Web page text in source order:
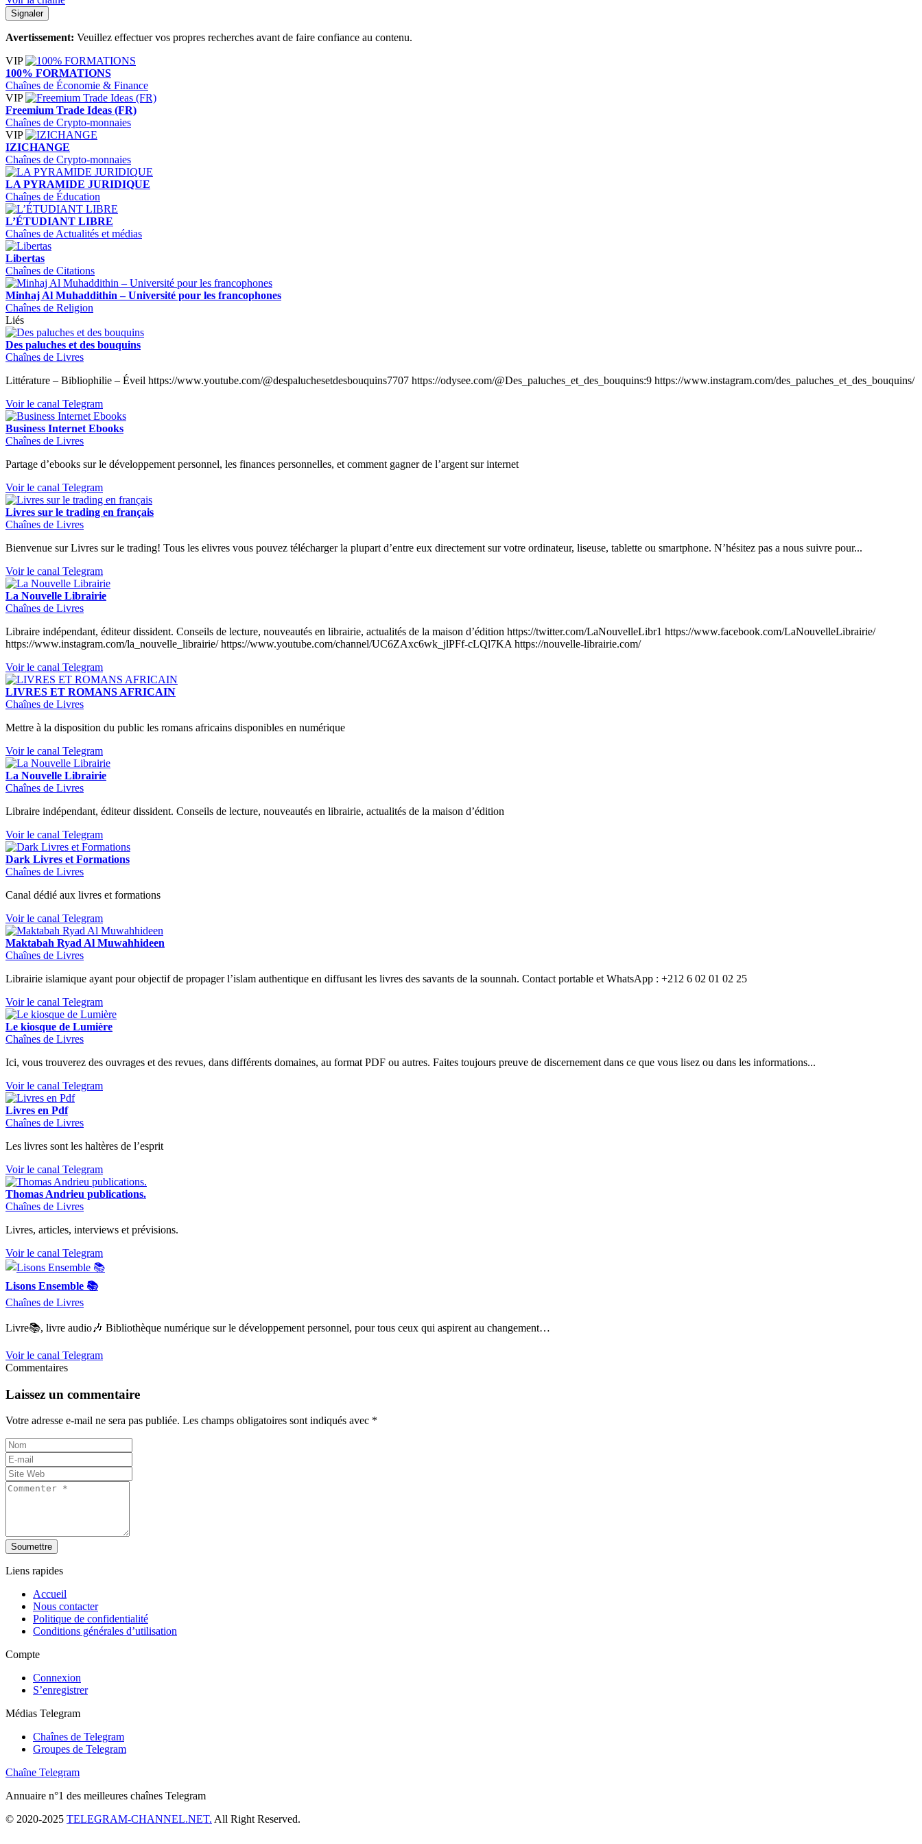
Signaler
Avertissement: Veuillez effectuer vos propres recherches avant de faire confiance au contenu.
VIP
100% FORMATIONS
Chaînes de Économie & Finance
VIP
Freemium Trade Ideas (FR)
Chaînes de Crypto-monnaies
VIP
IZICHANGE
Chaînes de Crypto-monnaies
LA PYRAMIDE JURIDIQUE
Chaînes de Éducation
L’ÉTUDIANT LIBRE
Chaînes de Actualités et médias
Libertas
Chaînes de Citations
Minhaj Al Muhaddithin – Université pour les francophones
Chaînes de Religion
Liés
Des paluches et des bouquins
Chaînes de Livres
Littérature – Bibliophilie – Éveil https://www.youtube.com/@despaluchesetdesbouquins7707 https://odysee.com/@Des_paluches_et_des_bouquins:9 https://www.instagram.com/des_paluches_et_des_bouquins/
Voir le canal Telegram
Business Internet Ebooks
Chaînes de Livres
Partage d’ebooks sur le développement personnel, les finances personnelles, et comment gagner de l’argent sur internet
Voir le canal Telegram
Livres sur le trading en français
Chaînes de Livres
Bienvenue sur Livres sur le trading! Tous les elivres vous pouvez télécharger la plupart d’entre eux directement sur votre ordinateur, liseuse, tablette ou smartphone. N’hésitez pas a nous suivre pour...
Voir le canal Telegram
La Nouvelle Librairie
Chaînes de Livres
Libraire indépendant, éditeur dissident. Conseils de lecture, nouveautés en librairie, actualités de la maison d’édition https://twitter.com/LaNouvelleLibr1 https://www.facebook.com/LaNouvelleLibrairie/
https://www.instagram.com/la_nouvelle_librairie/ https://www.youtube.com/channel/UC6ZAxc6wk_jlPFf-cLQl7KA https://nouvelle-librairie.com/
Voir le canal Telegram
LIVRES ET ROMANS AFRICAIN
Chaînes de Livres
Mettre à la disposition du public les romans africains disponibles en numérique
Voir le canal Telegram
La Nouvelle Librairie
Chaînes de Livres
Libraire indépendant, éditeur dissident. Conseils de lecture, nouveautés en librairie, actualités de la maison d’édition
Voir le canal Telegram
Dark Livres et Formations
Chaînes de Livres
Canal dédié aux livres et formations
Voir le canal Telegram
Maktabah Ryad Al Muwahhideen
Chaînes de Livres
Librairie islamique ayant pour objectif de propager l’islam authentique en diffusant les livres des savants de la sounnah. Contact portable et WhatsApp : +212 6 02 01 02 25
Voir le canal Telegram
Le kiosque de Lumière
Chaînes de Livres
Ici, vous trouverez des ouvrages et des revues, dans différents domaines, au format PDF ou autres. Faites toujours preuve de discernement dans ce que vous lisez ou dans les informations...
Voir le canal Telegram
Livres en Pdf
Chaînes de Livres
Les livres sont les haltères de l’esprit
Voir le canal Telegram
Thomas Andrieu publications.
Chaînes de Livres
Livres, articles, interviews et prévisions.
Voir le canal Telegram
Lisons Ensemble 📚
Chaînes de Livres
Livre📚, livre audio🎶 Bibliothèque numérique sur le développement personnel, pour tous ceux qui aspirent au changement…
Voir le canal Telegram
Commentaires
Laissez un commentaire
Votre adresse e-mail ne sera pas publiée. Les champs obligatoires sont indiqués avec *
Soumettre
Liens rapides
Accueil
Nous contacter
Politique de confidentialité
Conditions générales d’utilisation
Compte
Connexion
S’enregistrer
Médias Telegram
Chaînes de Telegram
Groupes de Telegram
Chaîne Telegram
Annuaire n°1 des meilleures chaînes Telegram
© 2020-2025 TELEGRAM-CHANNEL.NET. All Right Reserved.